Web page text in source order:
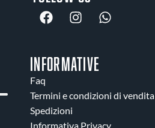
INFORMATIVE
Faq
Termini e condizioni di vendita
Spedizioni
Informativa Privacy